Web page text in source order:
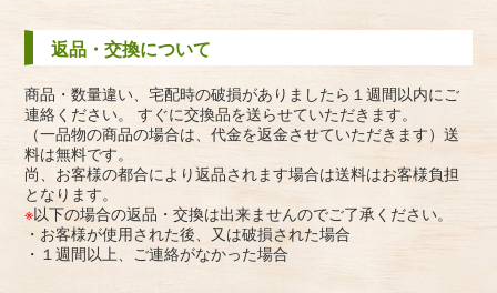
返品・交換について
商品・数量違い、宅配時の破損がありましたら１週間以内にご
連絡ください。 すぐに交換品を送らせていただきます。
（一品物の商品の場合は、代金を返金させていただきます）送
料は無料です。
尚、お客様の都合により返品されます場合は送料はお客様負担
となります。
※以下の場合の返品・交換は出来ませんのでご了承ください。
・お客様が使用された後、又は破損された場合
・１週間以上、ご連絡がなかった場合